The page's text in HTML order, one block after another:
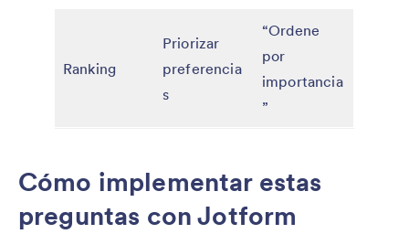
Ranking
Priorizar
preferencia
s
“Ordene
por
importancia
”
Cómo implementar estas
preguntas con Jotform